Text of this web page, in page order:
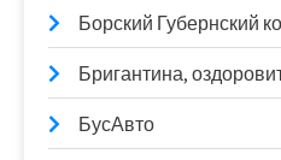
Борский Губернский
Бригантина,
БусАвто